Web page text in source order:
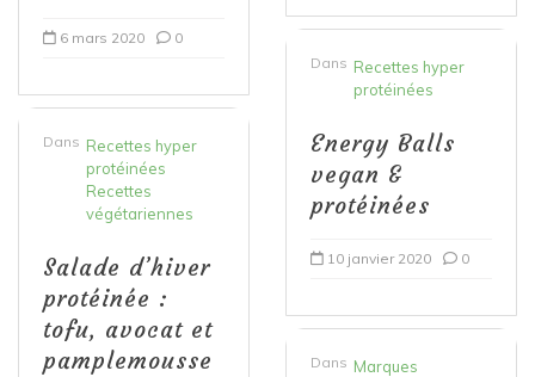
6 mars 2020 0
Dans Recettes hyper
protéinées
Recettes
végétariennes
Salade d’hiver
protéinée :
tofu, avocat et
pamplemousse
Dans Recettes hyper
protéinées
Energy Balls
vegan &
protéinées
10 janvier 2020 0
Dans Marques